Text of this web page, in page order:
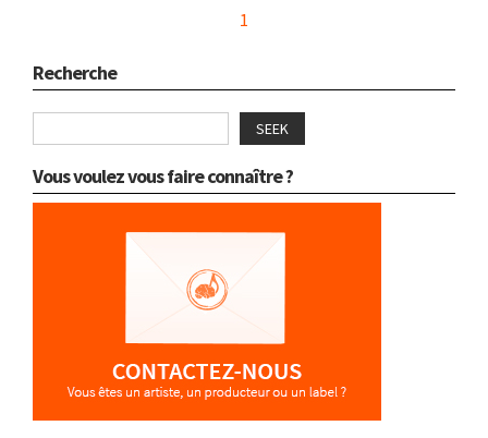
1
Recherche
SEEK
Vous voulez vous faire connaître ?